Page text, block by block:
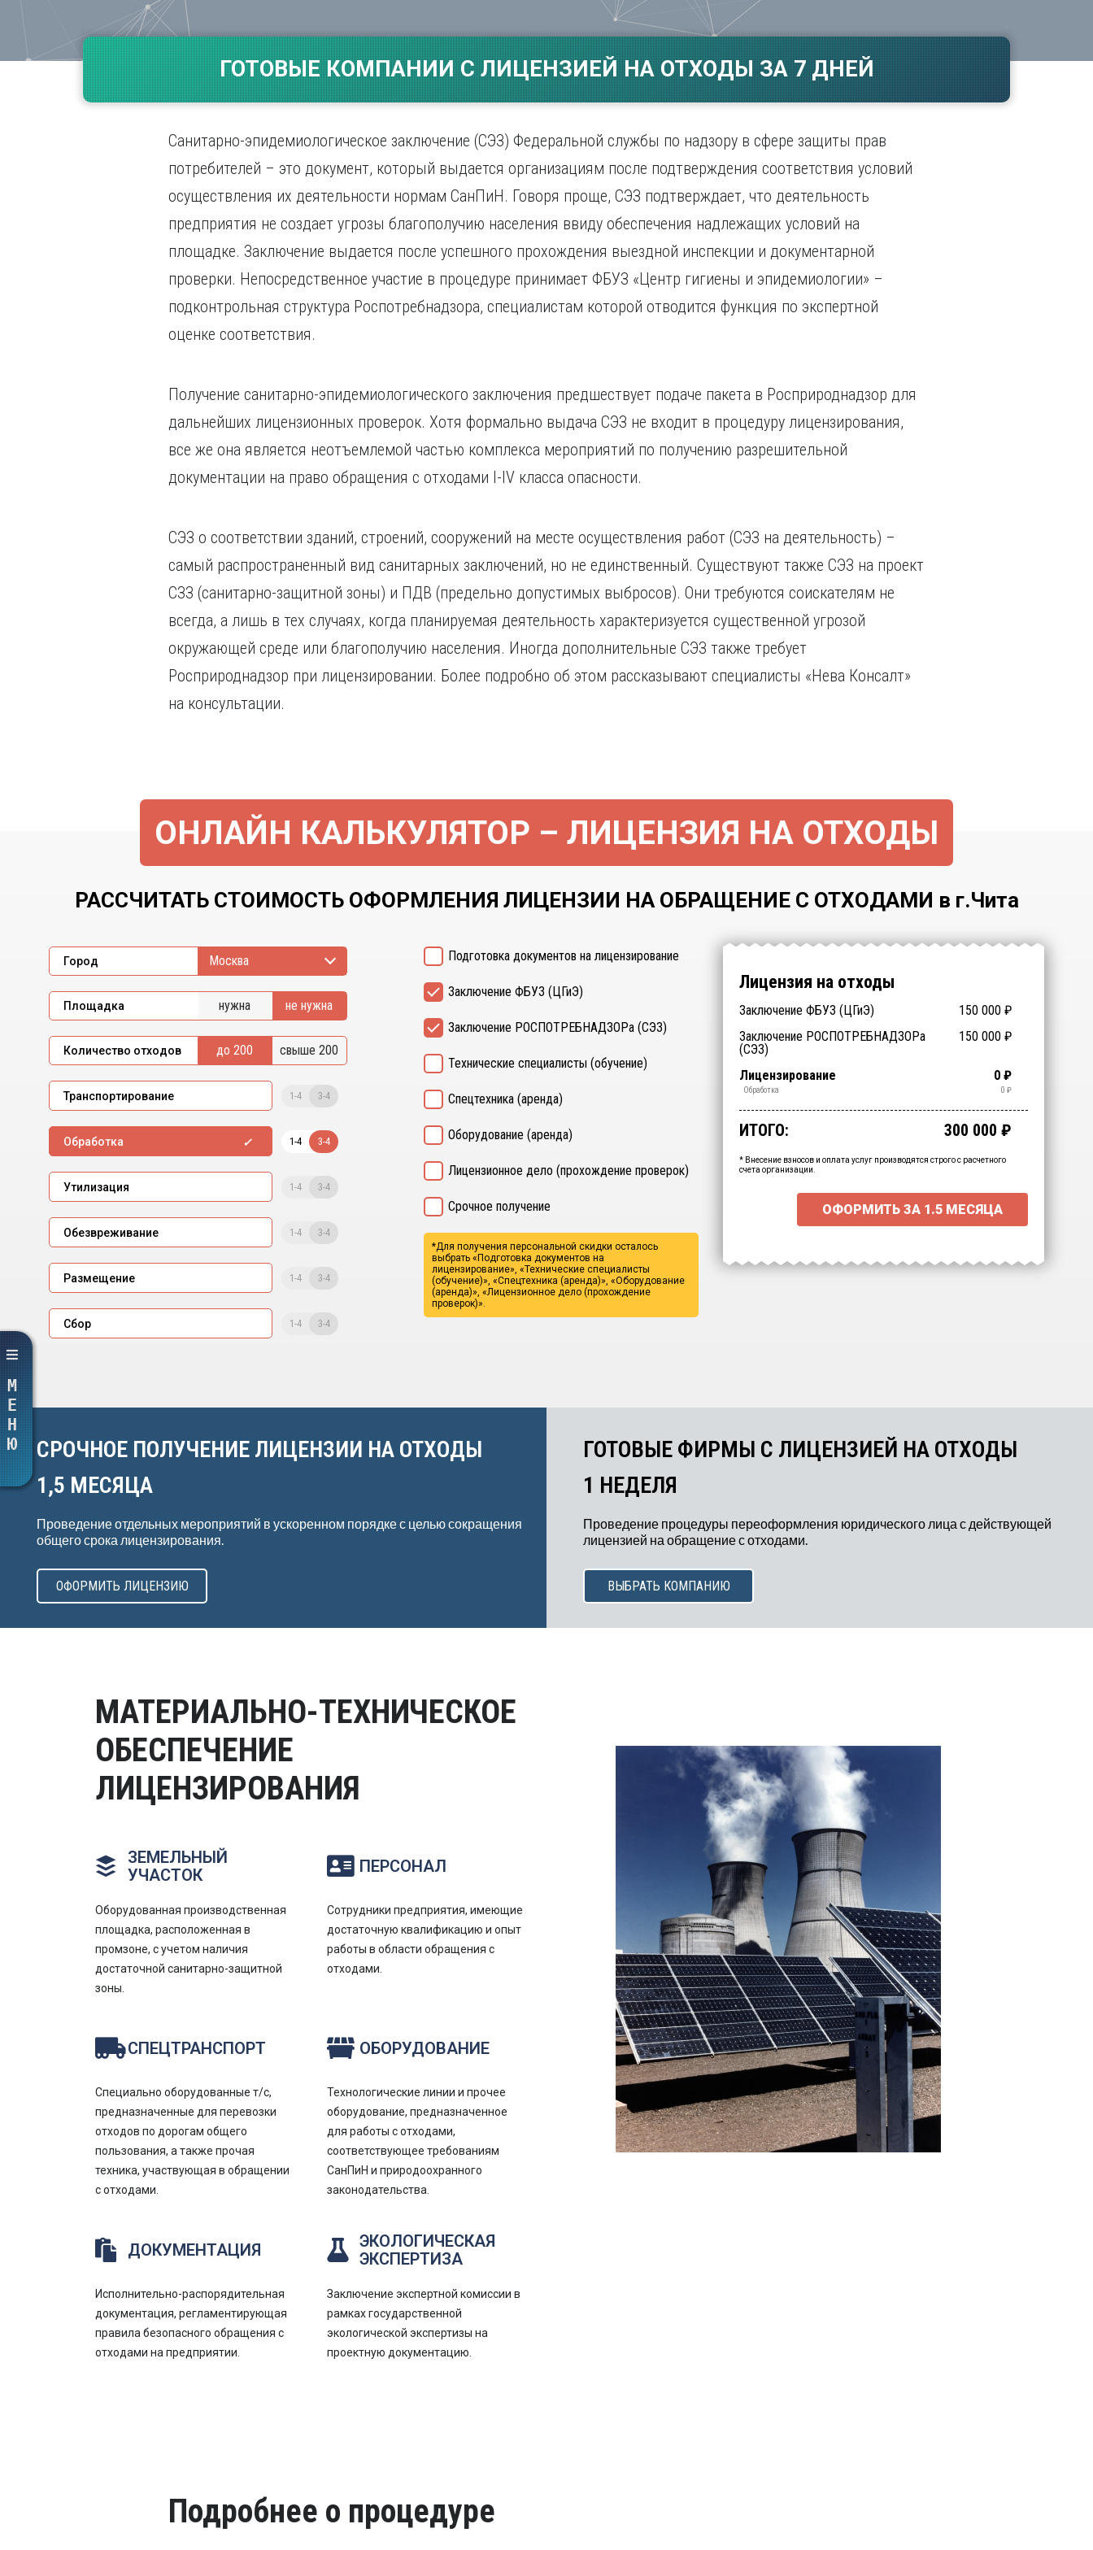
Воронеж
Е
Екатеринбург
Иваново
Ижевск
Иркутск
Мурманск
Н
Набережные Челны
Нижний Тагил
Новокузнецк
Новосибирск
Саратов
Севастополь
Симферополь
Смоленск
Сочи
Чебоксары
Челябинск
Череповец
Ярославль
ГОТОВЫЕ КОМПАНИИ С ЛИЦЕНЗИЕЙ НА ОТХОДЫ ЗА 7 ДНЕЙ
Санитарно-эпидемиологическое заключение (СЭЗ) Федеральной службы по надзору в сфере защиты прав
потребителей – это документ, который выдается организациям после подтверждения соответствия условий
осуществления их деятельности нормам СанПиН. Говоря проще, СЭЗ подтверждает, что деятельность
предприятия не создает угрозы благополучию населения ввиду обеспечения надлежащих условий на
площадке. Заключение выдается после успешного прохождения выездной инспекции и документарной
проверки. Непосредственное участие в процедуре принимает ФБУЗ «Центр гигиены и эпидемиологии» –
подконтрольная структура Роспотребнадзора, специалистам которой отводится функция по экспертной
оценке соответствия.
Получение санитарно-эпидемиологического заключения предшествует подаче пакета в Росприроднадзор для
дальнейших лицензионных проверок. Хотя формально выдача СЭЗ не входит в процедуру лицензирования,
все же она является неотъемлемой частью комплекса мероприятий по получению разрешительной
документации на право обращения с отходами I-IV класса опасности.
СЭЗ о соответствии зданий, строений, сооружений на месте осуществления работ (СЭЗ на деятельность) –
самый распространенный вид санитарных заключений, но не единственный. Существуют также СЭЗ на проект
СЗЗ (санитарно-защитной зоны) и ПДВ (предельно допустимых выбросов). Они требуются соискателям не
всегда, а лишь в тех случаях, когда планируемая деятельность характеризуется существенной угрозой
окружающей среде или благополучию населения. Иногда дополнительные СЭЗ также требует
Росприроднадзор при лицензировании. Более подробно об этом рассказывают специалисты «Нева Консалт»
на консультации.
ОНЛАЙН КАЛЬКУЛЯТОР – ЛИЦЕНЗИЯ НА ОТХОДЫ
РАССЧИТАТЬ СТОИМОСТЬ ОФОРМЛЕНИЯ ЛИЦЕНЗИИ НА ОБРАЩЕНИЕ С ОТХОДАМИ в г.Чита
Город Москва
Площадка нужна не нужна
Количество отходов до 200 свыше 200
Транспортирование 1-4 3-4
Обработка 1-4 3-4
Утилизация 1-4 3-4
Обезвреживание 1-4 3-4
Размещение 1-4 3-4
Сбор 1-4 3-4
Подготовка документов на лицензирование
Заключение ФБУЗ (ЦГиЭ)
Заключение РОСПОТРЕБНАДЗОРа (СЭЗ)
Технические специалисты (обучение)
Спецтехника (аренда)
Оборудование (аренда)
Лицензионное дело (прохождение проверок)
Срочное получение
*Для получения персональной скидки осталось
выбрать «Подготовка документов на
лицензирование», «Технические специалисты
(обучение)», «Спецтехника (аренда)», «Оборудование
(аренда)», «Лицензионное дело (прохождение
проверок)».
Лицензия на отходы
Подготовка документов ₽
Заключение ФБУЗ (ЦГиЭ) 150 000 ₽
Заключение РОСПОТРЕБНАДЗОРа
(СЭЗ)
150 000 ₽
Технические специалисты
(обучение)
₽
Отходы > 200 ₽
Спецтехника (аренда) ₽
Оборудование (аренда) ₽
Срочное получение ₽
1-4 классы отходов ₽
Лицензирование 0 ₽
Транспортирование ₽
Утилизация ₽
Обезвреживание ₽
Размещение ₽
Сбор ₽
Обработка 0 ₽
Промежуточный итог: 15000 ₽
Ваша персональна скидка
-15000₽
ИТОГО: 300 000 ₽
* Внесение взносов и оплата услуг производятся строго с расчетного
счета организации.
ОФОРМИТЬ ЗА 1.5 МЕСЯЦА
СРОЧНОЕ ПОЛУЧЕНИЕ ЛИЦЕНЗИИ НА ОТХОДЫ
1,5 МЕСЯЦА
Проведение отдельных мероприятий в ускоренном порядке с целью сокращения
общего срока лицензирования.
ОФОРМИТЬ ЛИЦЕНЗИЮ
ГОТОВЫЕ ФИРМЫ С ЛИЦЕНЗИЕЙ НА ОТХОДЫ
1 НЕДЕЛЯ
Проведение процедуры переоформления юридического лица с действующей
лицензией на обращение с отходами.
ВЫБРАТЬ КОМПАНИЮ
МАТЕРИАЛЬНО-ТЕХНИЧЕСКОЕ
ОБЕСПЕЧЕНИЕ
ЛИЦЕНЗИРОВАНИЯ
ЗЕМЕЛЬНЫЙ
УЧАСТОК
Оборудованная производственная
площадка, расположенная в
промзоне, с учетом наличия
достаточной санитарно-защитной
зоны.
ПЕРСОНАЛ
Сотрудники предприятия, имеющие
достаточную квалификацию и опыт
работы в области обращения с
отходами.
СПЕЦТРАНСПОРТ
Специально оборудованные т/с,
предназначенные для перевозки
отходов по дорогам общего
пользования, а также прочая
техника, участвующая в обращении
с отходами.
ОБОРУДОВАНИЕ
Технологические линии и прочее
оборудование, предназначенное
для работы с отходами,
соответствующее требованиям
СанПиН и природоохранного
законодательства.
ДОКУМЕНТАЦИЯ
Исполнительно-распорядительная
документация, регламентирующая
правила безопасного обращения с
отходами на предприятии.
ЭКОЛОГИЧЕСКАЯ
ЭКСПЕРТИЗА
Заключение экспертной комиссии в
рамках государственной
экологической экспертизы на
проектную документацию.
Подробнее о процедуре
МЕНЮ